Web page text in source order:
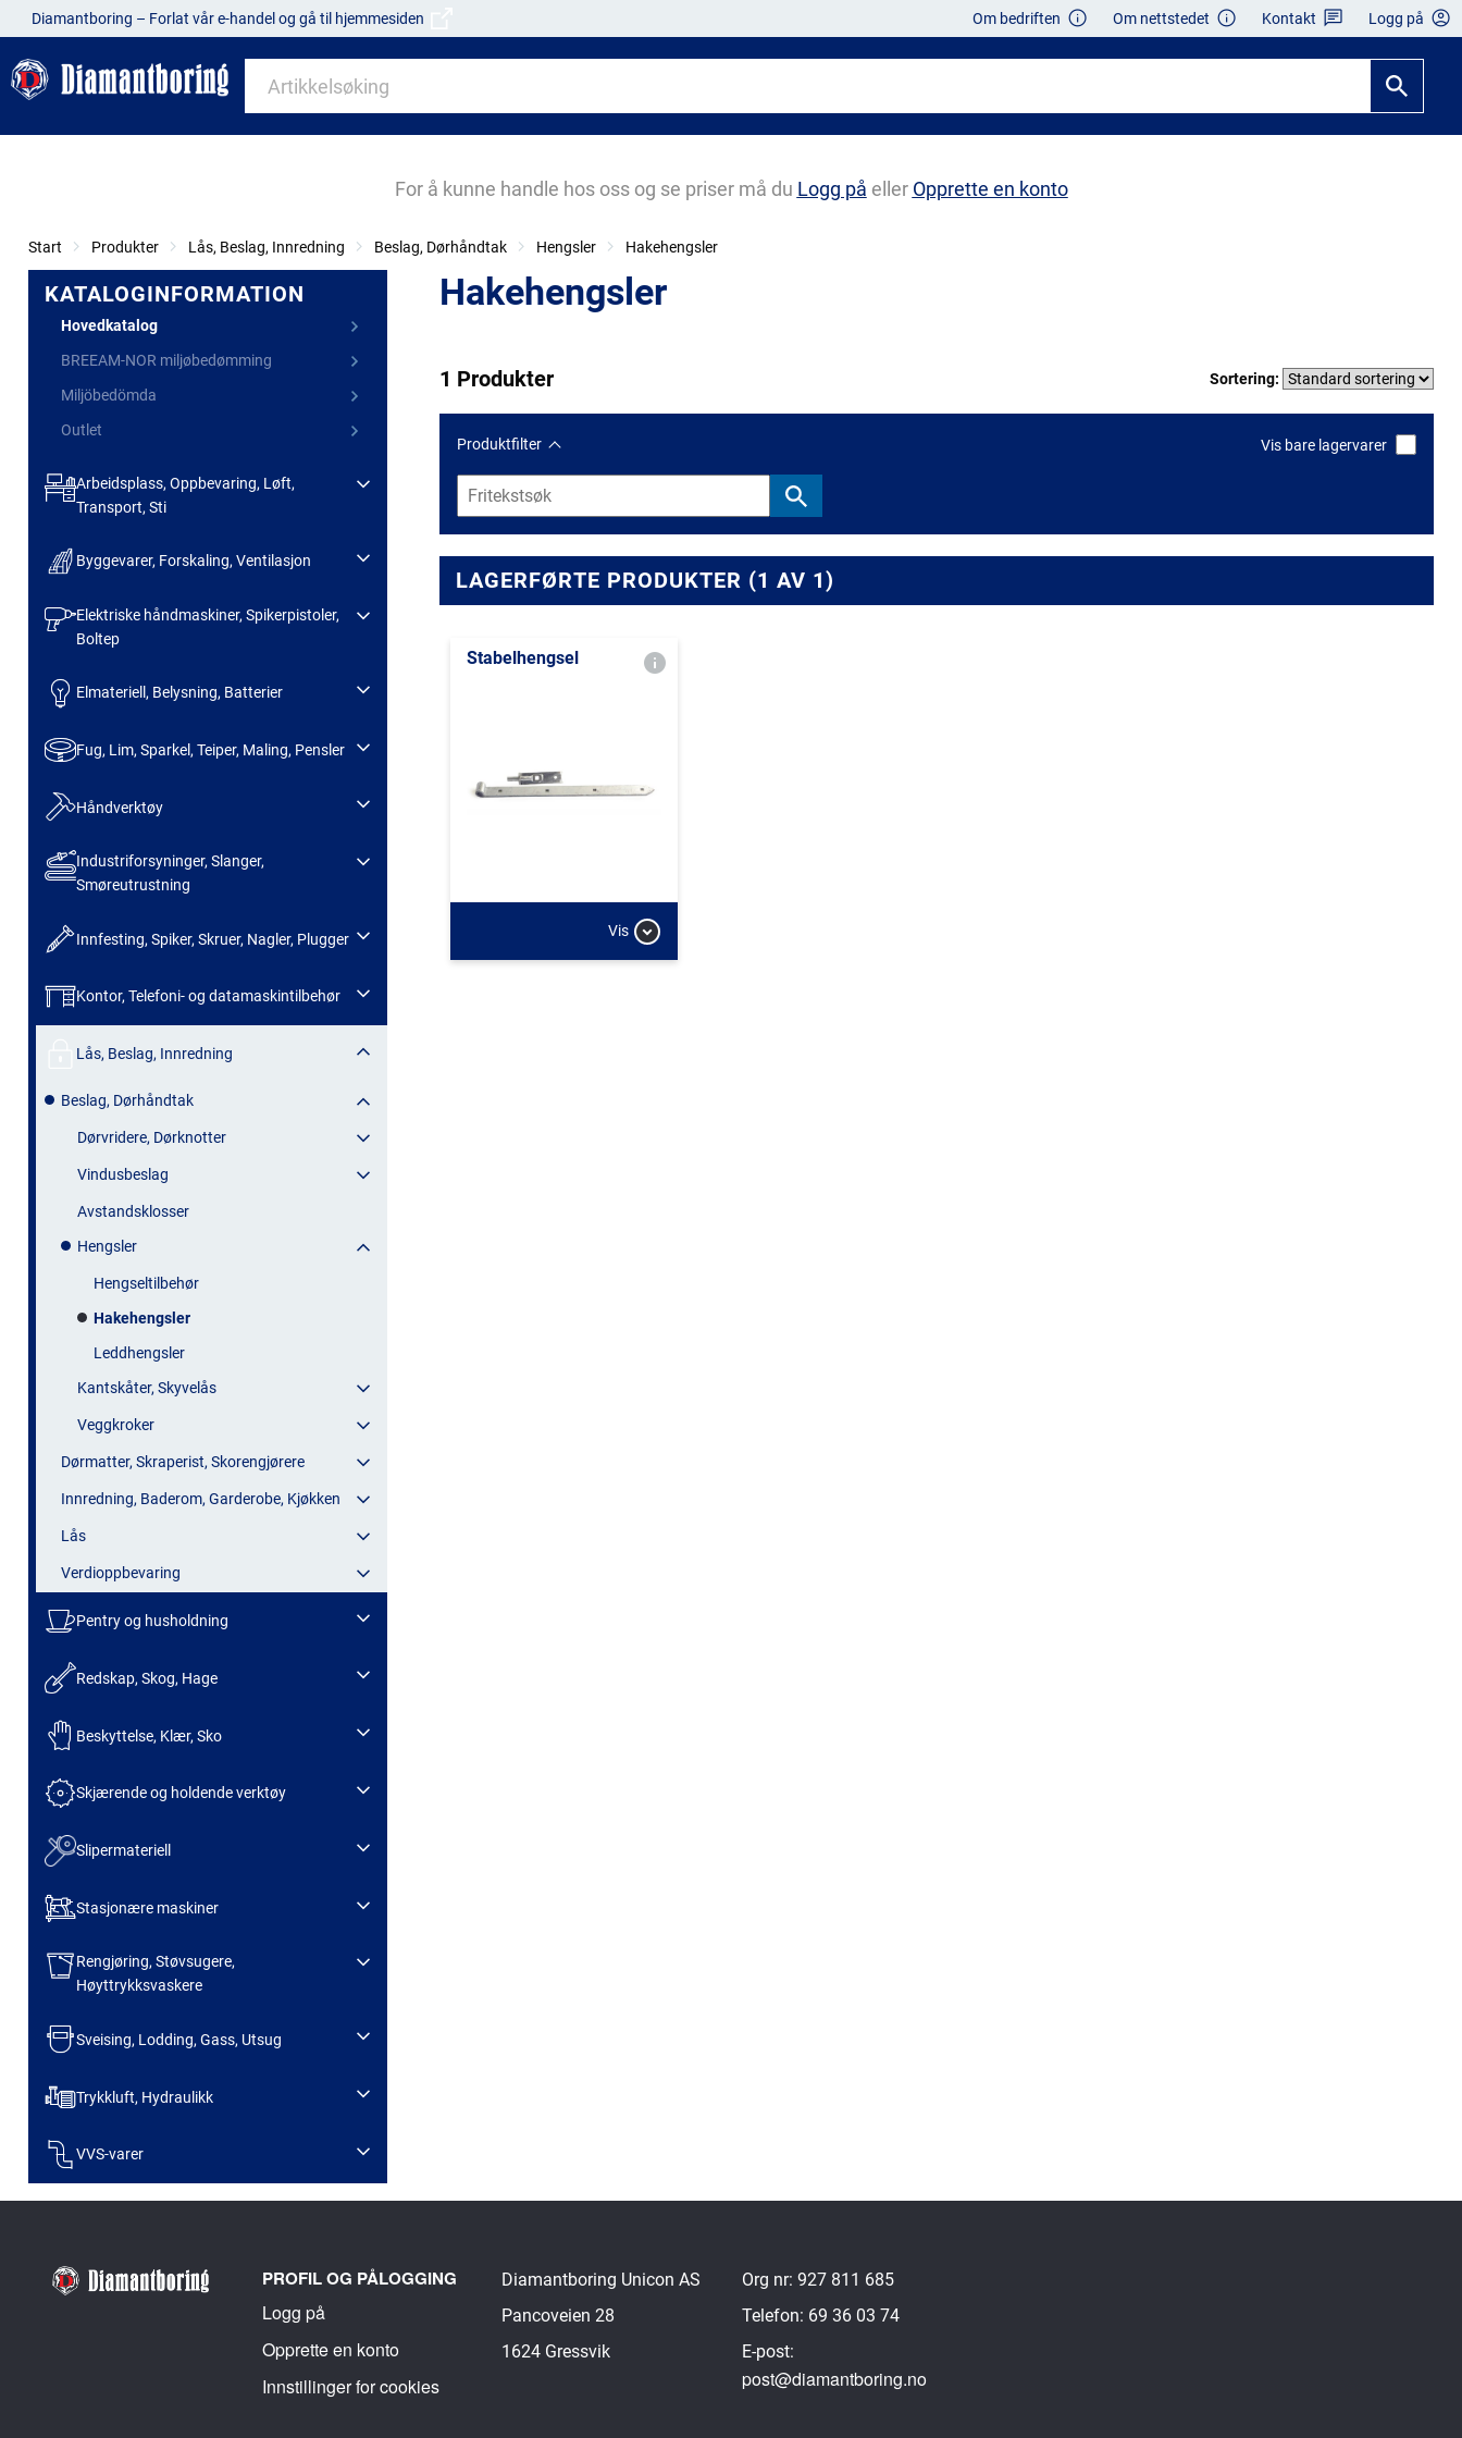
Diamantboring – Forlat vår e-handel og gå til hjemmesiden Om bedriften Om nettstedet Kontakt Logg på
For å kunne handle hos oss og se priser må du Logg på eller Opprette en konto
Start Produkter Lås, Beslag, Innredning Beslag, Dørhåndtak Hengsler Hakehengsler
KATALOGINFORMATION
Hovedkatalog
BREEAM-NOR miljøbedømming
Miljöbedömda
Outlet
Arbeidsplass, Oppbevaring, Løft,
Transport, Sti
Byggevarer, Forskaling, Ventilasjon
Elektriske håndmaskiner, Spikerpistoler,
Boltep
Elmateriell, Belysning, Batterier
Fug, Lim, Sparkel, Teiper, Maling, Pensler
Håndverktøy
Industriforsyninger, Slanger,
Smøreutrustning
Innfesting, Spiker, Skruer, Nagler, Plugger
Kontor, Telefoni- og datamaskintilbehør
Lås, Beslag, Innredning
Beslag, Dørhåndtak
Dørvridere, Dørknotter
Vindusbeslag
Avstandsklosser
Hengsler
Hengseltilbehør
Hakehengsler
Leddhengsler
Kantskåter, Skyvelås
Veggkroker
Dørmatter, Skraperist, Skorengjørere
Innredning, Baderom, Garderobe, Kjøkken
Lås
Verdioppbevaring
Pentry og husholdning
Redskap, Skog, Hage
Beskyttelse, Klær, Sko
Skjærende og holdende verktøy
Slipermateriell
Stasjonære maskiner
Rengjøring, Støvsugere,
Høyttrykksvaskere
Sveising, Lodding, Gass, Utsug
Trykkluft, Hydraulikk
VVS-varer
Hakehengsler
1 Produkter Sortering:
Produktfilter Vis bare lagervarer
LAGERFØRTE PRODUKTER (1 AV 1)
Stabelhengsel
Vis
PROFIL OG PÅLOGGING
Logg på
Opprette en konto
Innstillinger for cookies
Diamantboring Unicon AS
Pancoveien 28
1624 Gressvik
Org nr: 927 811 685
Telefon: 69 36 03 74
E-post:
post@diamantboring.no